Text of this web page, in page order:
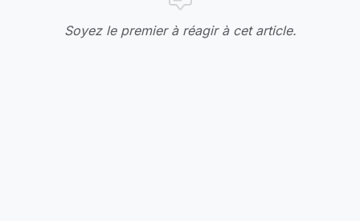
Soyez le premier à réagir à cet article.